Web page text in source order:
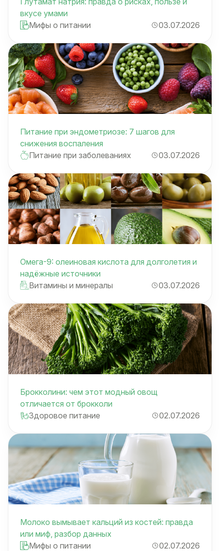
вкусе умами
Мифы о питании
03.07.2026
Питание при эндометриозе: 7 шагов для
снижения воспаления
Питание при заболеваниях
03.07.2026
Омега-9: олеиновая кислота для долголетия и
надёжные источники
Витамины и минералы
03.07.2026
Брокколини: чем этот модный овощ
отличается от брокколи
Здоровое питание
02.07.2026
Молоко вымывает кальций из костей: правда
или миф, разбор данных
Мифы о питании
02.07.2026